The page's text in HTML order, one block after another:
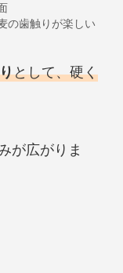
の歯触りが楽しい
として、硬く
が広がりま